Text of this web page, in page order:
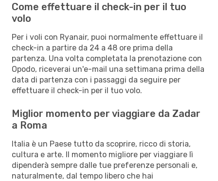
Come effettuare il check-in per il tuo
volo
Per i voli con Ryanair, puoi normalmente effettuare il
check-in a partire da 24 a 48 ore prima della
partenza. Una volta completata la prenotazione con
Opodo, riceverai un'e-mail una settimana prima della
data di partenza con i passaggi da seguire per
effettuare il check-in per il tuo volo.
Miglior momento per viaggiare da Zadar
a Roma
Italia è un Paese tutto da scoprire, ricco di storia,
cultura e arte. Il momento migliore per viaggiare lì
dipenderà sempre dalle tue preferenze personali e,
naturalmente, dal tempo libero che hai